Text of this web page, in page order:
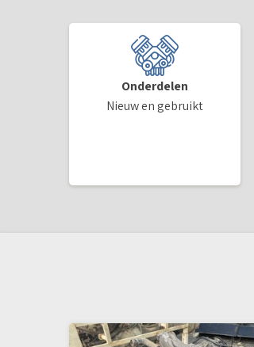
Onderdelen
Nieuw en gebruikt